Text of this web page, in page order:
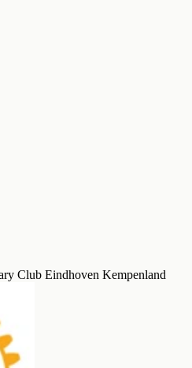
Club Eindhoven Kempenland